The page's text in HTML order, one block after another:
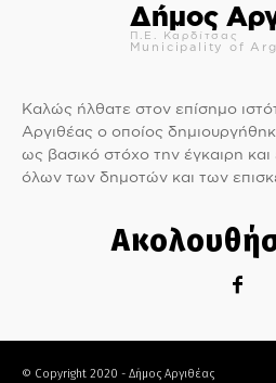
Δήμος
Π.Ε. Καρδίτσας
Municipality of
Καλώς ήλθατε στον επίσημο
Αργιθέας ο οποίος
ως βασικό στόχο την έγκαιρη
όλων των δημοτών και των
© Copyright 2020 - Δήμος Αργιθέας